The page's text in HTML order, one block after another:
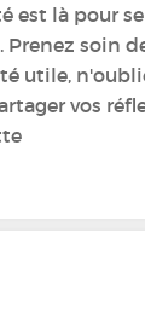
est là pour
soin
utile,
vos